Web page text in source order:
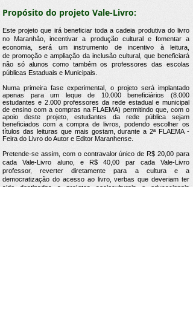
Propósito do projeto Vale-Livro:
Este projeto que irá beneficiar toda a cadeia produtiva do livro
no Maranhão, incentivar a produção cultural e fomentar a
economia, será um instrumento de incentivo à leitura,
de promoção e ampliação da inclusão cultural, que beneficiará
não só alunos como também os professores das escolas
públicas Estaduais e Municipais.
Numa primeira fase experimental, o projeto será implantado
apenas para um leque de 10.000 beneficiários (8.000
estudantes e 2.000 professores da rede estadual e municipal
de ensino com a compras na FLAEMA) permitindo que, com o
apoio deste projeto, estudantes da rede pública sejam
beneficiados com a compra de livros, podendo escolher os
títulos das leituras que mais gostam, durante a 2ª FLAEMA -
Feira do Livro do Autor e Editor Maranhense.
Pretende-se assim, com o contravalor único de R$ 20,00 para
cada Vale-Livro aluno, e R$ 40,00 par cada Vale-Livro
professor, reverter diretamente para a cultura e a
democratização do acesso ao livro, verbas que deveriam ter
sido destinadas a projetos socioculturais e educacionais